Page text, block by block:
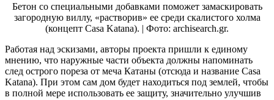
Бетон со специальными добавками поможет замаскировать
загородную виллу, «растворив» ее среди скалистого холма
(концепт Casa Katana). | Фото: archisearch.gr.
Работая над эскизами, авторы проекта пришли к единому
мнению, что наружные части объекта должны напоминать
след острого пореза от меча Катаны (отсюда и название Casa
Katana). При этом сам дом будет находиться под землей, чтобы
в полной мере использовать ее защиту, значительно улучшив